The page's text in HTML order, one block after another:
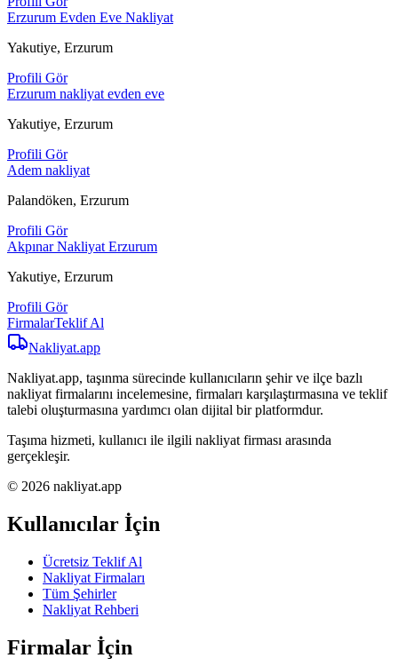
Erzurum Evden Eve Nakliyat
Yakutiye, Erzurum
Profili Gör
Erzurum nakliyat evden eve
Yakutiye, Erzurum
Profili Gör
Adem nakliyat
Palandöken, Erzurum
Profili Gör
Akpınar Nakliyat Erzurum
Yakutiye, Erzurum
Profili Gör
FirmalarTeklif Al
Nakliyat.app
Nakliyat.app, taşınma sürecinde kullanıcıların şehir ve ilçe bazlı
nakliyat firmalarını incelemesine, firmaları karşılaştırmasına ve teklif
talebi oluşturmasına yardımcı olan dijital bir platformdur.
Taşıma hizmeti, kullanıcı ile ilgili nakliyat firması arasında
gerçekleşir.
© 2026 nakliyat.app
Kullanıcılar İçin
Ücretsiz Teklif Al
Nakliyat Firmaları
Tüm Şehirler
Nakliyat Rehberi
Firmalar İçin